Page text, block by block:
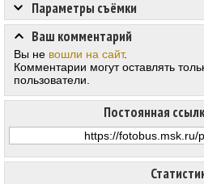
Постоянная
Параметры съёмки
Ваш комментарий
Вы не вошли на сайт.
Комментарии могут оставлять
пользователи.